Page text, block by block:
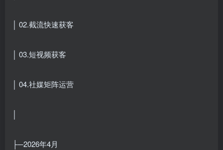
│ 02.截流快速获客
│ 03.短视频获客
│ 04.社媒矩阵运营
├─2026年4月